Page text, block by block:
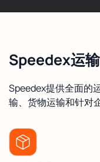
Speedex运
Speedex提供全面的
输、货物运输和针对